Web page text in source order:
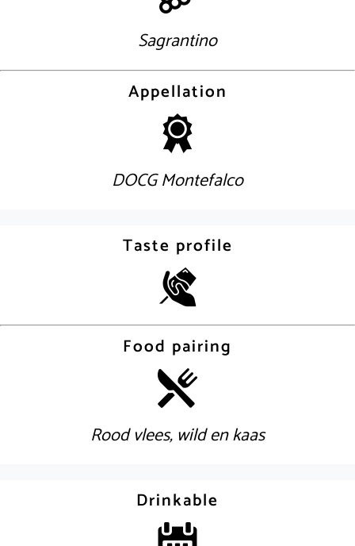
Sagrantino
Appellation
DOCG Montefalco
Taste profile
Food pairing
Rood vlees, wild en kaas
Drinkable